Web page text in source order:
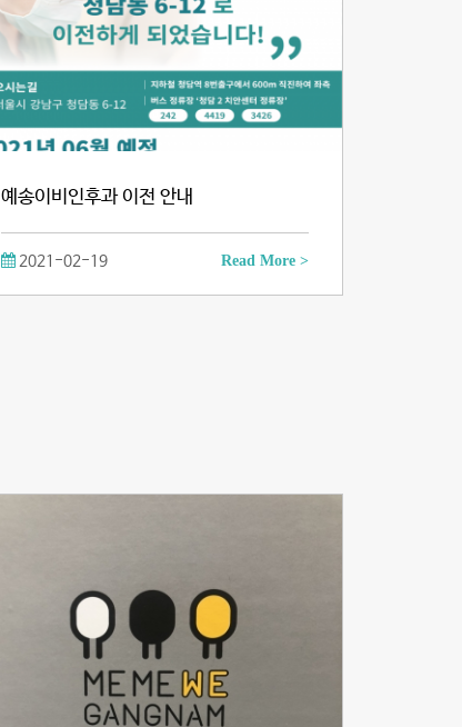
예송이비인후과 이전 안내
2021-02-19 Read More >